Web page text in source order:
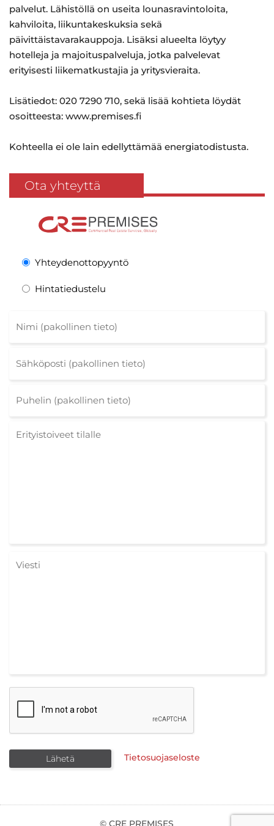
palvelut. Lähistöllä on useita lounasravintoloita,
kahviloita, liikuntakeskuksia sekä
päivittäistavarakauppoja. Lisäksi alueelta löytyy
hotelleja ja majoituspalveluja, jotka palvelevat
erityisesti liikematkustajia ja yritysvieraita.
Lisätiedot: 020 7290 710, sekä lisää kohtieta löydät
osoitteesta: www.premises.fi
Kohteella ei ole lain edellyttämää energiatodistusta.
Ota yhteyttä
Yhteydenottopyyntö
Hintatiedustelu
Tietosuojaseloste
© CRE PREMISES